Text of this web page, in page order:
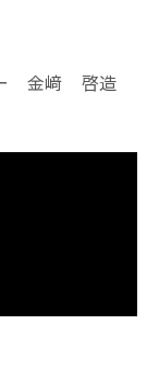
ー 金﨑 啓造